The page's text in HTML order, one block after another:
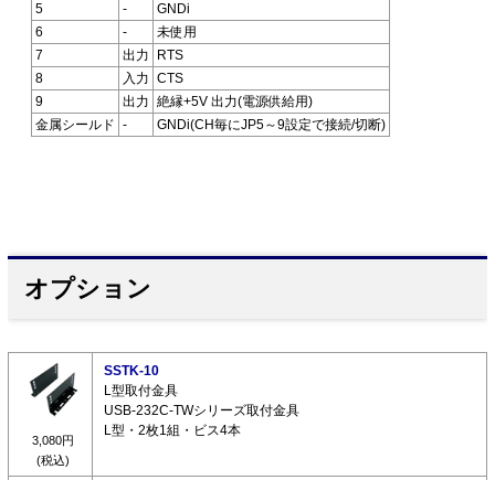
5
-
GNDi
6
-
未使用
7
出力
RTS
8
入力
CTS
9
出力
絶縁+5V 出力(電源供給用)
金属シールド
- GNDi(CH毎にJP5～9設定で接続/切断)
オプション
3,080円
(税込)
SSTK-10
L型取付金具
USB-232C-TWシリーズ取付金具
L型・2枚1組・ビス4本